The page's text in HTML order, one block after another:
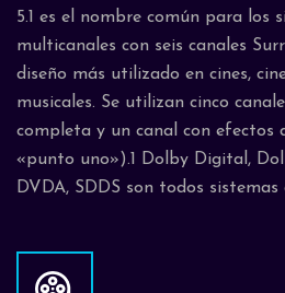
5.1 es el nombre común para los
multicanales con seis canales
diseño más utilizado en cines,
musicales. Se utilizan cinco
completa y un canal con efectos
«punto uno»).1 Dolby Digital,
DVDA, SDDS son todos sistemas